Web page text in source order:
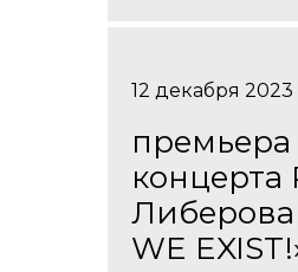
12 декабря 2023
WE